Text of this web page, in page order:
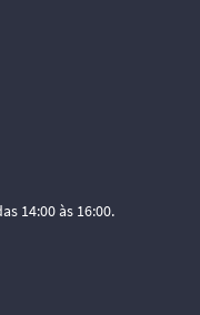
14:00 às 16:00.